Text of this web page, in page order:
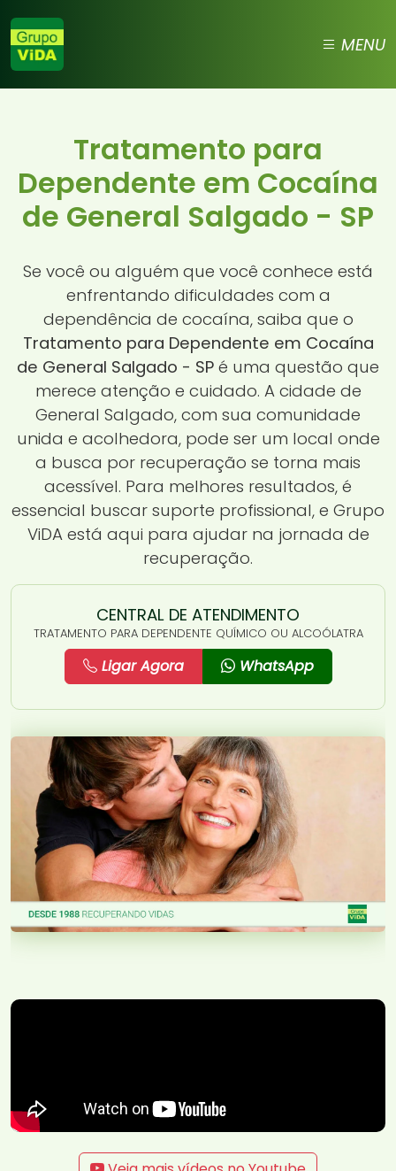
MENU
Tratamento para
Dependente em Cocaína
de General Salgado - SP
Se você ou alguém que você conhece está
enfrentando dificuldades com a
dependência de cocaína, saiba que o
Tratamento para Dependente em Cocaína
de General Salgado - SP é uma questão que
merece atenção e cuidado. A cidade de
General Salgado, com sua comunidade
unida e acolhedora, pode ser um local onde
a busca por recuperação se torna mais
acessível. Para melhores resultados, é
essencial buscar suporte profissional, e Grupo
ViDA está aqui para ajudar na jornada de
recuperação.
CENTRAL DE ATENDIMENTO
TRATAMENTO PARA DEPENDENTE QUÍMICO OU ALCOÓLATRA
Ligar Agora WhatsApp